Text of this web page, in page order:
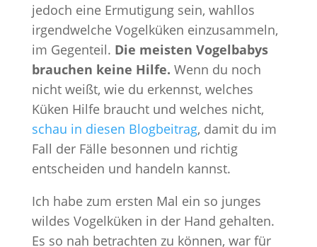
jedoch eine Ermutigung sein, wahllos
irgendwelche Vogelküken einzusammeln,
im Gegenteil. Die meisten Vogelbabys
brauchen keine Hilfe. Wenn du noch
nicht weißt, wie du erkennst, welches
Küken Hilfe braucht und welches nicht,
schau in diesen Blogbeitrag, damit du im
Fall der Fälle besonnen und richtig
entscheiden und handeln kannst.
Ich habe zum ersten Mal ein so junges
wildes Vogelküken in der Hand gehalten.
Es so nah betrachten zu können, war für